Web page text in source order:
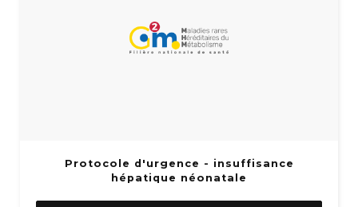
Protocole d'urgence - insuffisance
hépatique néonatale